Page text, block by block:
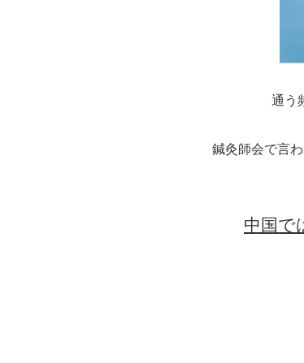
通う
鍼灸師会で言
中国で